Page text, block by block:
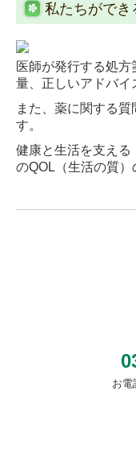
私たちができ
医師が発行する処
量、正しいアドバイ
また、薬に関する
す。
健康と生活を支える
のQOL（生活の質）
お電